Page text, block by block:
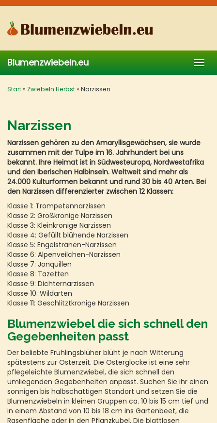
Skip
main
content
Blumenzwiebeln.eu
Start» Zwiebeln Herbst» Narzissen
Narzissen
Narzissen gehören zu den Amaryllisgewächsen, sie wurde
zusammen mit der Tulpe im 16. Jahrhundert bei uns
bekannt. Ihre Heimat ist in Südwesteuropa, Nordwestafrika
und den Iberischen Halbinseln. Weltweit sind mehr als
24.000 Kulturformen bekannt und rund 30 bis 40 Arten. Bei
den Narzissen differenzierter zwischen 12 Klassen:
Klasse 1: Trompetennarzissen
Klasse 2: Großkronige Narzissen
Klasse 3: Kleinkronige Narzissen
Klasse 4: Gefüllt blühende Narzissen
Klasse 5: Engelstränen-Narzissen
Klasse 6: Alpenveilchen-Narzissen
Klasse 7: Jonquillen
Klasse 8: Tazetten
Klasse 9: Dichternarzissen
Klasse 10: Wildarten
Klasse 11: Geschlitztkronige Narzissen
Blumenzwiebel die sich schnell den
Gegebenheiten passt
Der beliebte Frühlingsblüher blüht je nach Witterung
spätestens zur Osterzeit. Die Osterglocke ist eine sehr
pflegeleichte Blumenzwiebel, die sich schnell den
umliegenden Gegebenheiten anpasst. Suchen Sie ihr einen
sonnigen bis halbschattigen Standort und setzen Sie die
Blumenzwiebeln in kleinen Gruppen ca. 10 bis 15 cm tief und
in einem Abstand von 10 bis 18 cm ins Gartenbeet, die
Rasenfläche oder in den Pflanzkübel. Die blattlosen